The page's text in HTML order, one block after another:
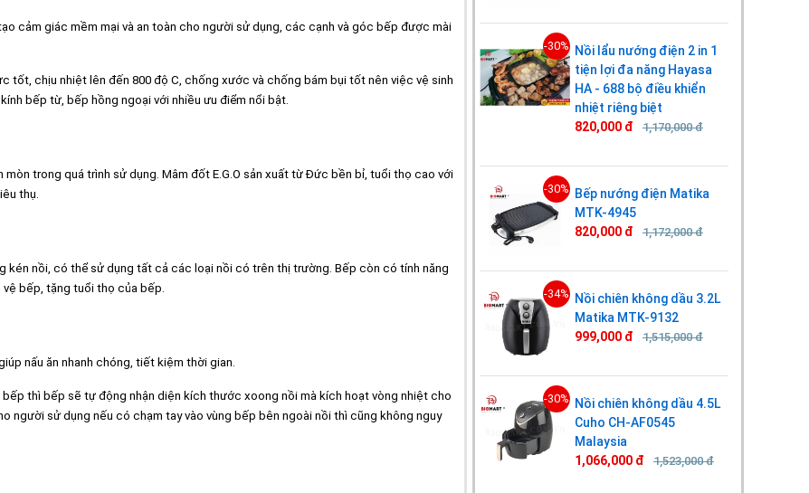
cảm giác mềm mại và an toàn cho người sử dụng, các cạnh và góc bếp được mài
tốt, chịu nhiệt lên đến 800 độ C, chống xước và chống bám bụi tốt nên việc vệ sinh
bếp từ, bếp hồng ngoại với nhiều ưu điểm nổi bật.
trong quá trình sử dụng. Mâm đốt E.G.O sản xuất từ Đức bền bỉ, tuổi thọ cao với
thụ.
kén nồi, có thể sử dụng tất cả các loại nồi có trên thị trường. Bếp còn có tính năng
bếp, tặng tuổi thọ của bếp.
nấu ăn nhanh chóng, tiết kiệm thời gian.
thì bếp sẽ tự động nhận diện kích thước xoong nồi mà kích hoạt vòng nhiệt cho
người sử dụng nếu có chạm tay vào vùng bếp bên ngoài nồi thì cũng không nguy
-30% Nồi lẩu nướng điện 2 in 1
tiện lợi đa năng Hayasa
HA - 688 bộ điều khiển
nhiệt riêng biệt
820,000 đ
1,170,000 đ
-30% Bếp nướng điện Matika
MTK-4945
820,000 đ
1,172,000 đ
-34% Nồi chiên không dầu 3.2L
Matika MTK-9132
999,000 đ
1,515,000 đ
-30% Nồi chiên không dầu 4.5L
Cuho CH-AF0545
Malaysia
1,066,000 đ
1,523,000 đ